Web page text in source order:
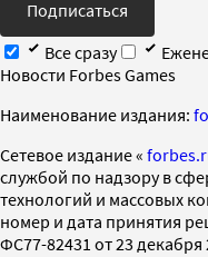
Подписаться
Все сразу
Новости Forbes Games
Наименование издания:
Cетевое издание «
службой по надзору в
технологий и массовых
номер и дата принятия
ФС77-82431 от 23 декабря